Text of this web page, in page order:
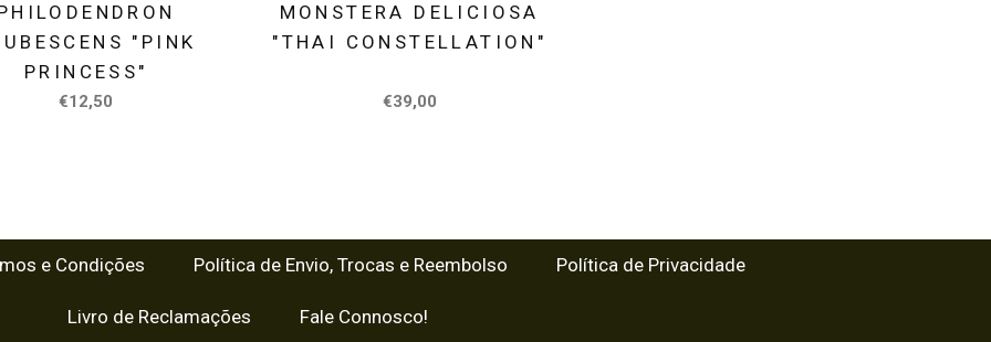
"PINK
PRINCESS"
€12,50
MONSTERA DELICIOSA
"THAI CONSTELLATION"
€39,00
e Condições Política de Envio, Trocas e Reembolso Política de Privacidade
Livro de Reclamações Fale Connosco!